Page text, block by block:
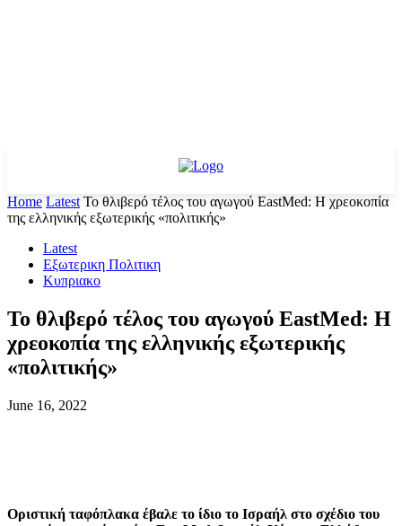
Home Latest Το θλιβερό τέλος του αγωγού EastMed: Η χρεοκοπία
της ελληνικής εξωτερικής «πολιτικής»
Latest
Εξωτερικη Πολιτικη
Κυπριακο
Το θλιβερό τέλος του αγωγού EastMed: Η
χρεοκοπία της ελληνικής εξωτερικής
«πολιτικής»
June 16, 2022
Οριστική ταφόπλακα έβαλε το ίδιο το Ισραήλ στο σχέδιο του